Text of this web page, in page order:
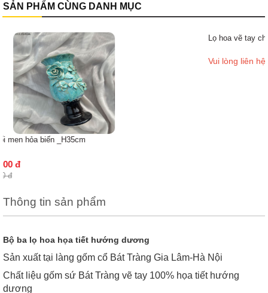
SẢN PHẨM CÙNG DANH MỤC
Lọ hoa vẽ tay chim hoa
Vui lòng liên hệ
Thông tin sản phẩm
Bộ ba lọ hoa họa tiết hướng dương
Sản xuất tại làng gốm cổ Bát Tràng Gia Lâm-Hà Nội
Chất liệu gốm sứ Bát Tràng vẽ tay 100% họa tiết hướng
dương